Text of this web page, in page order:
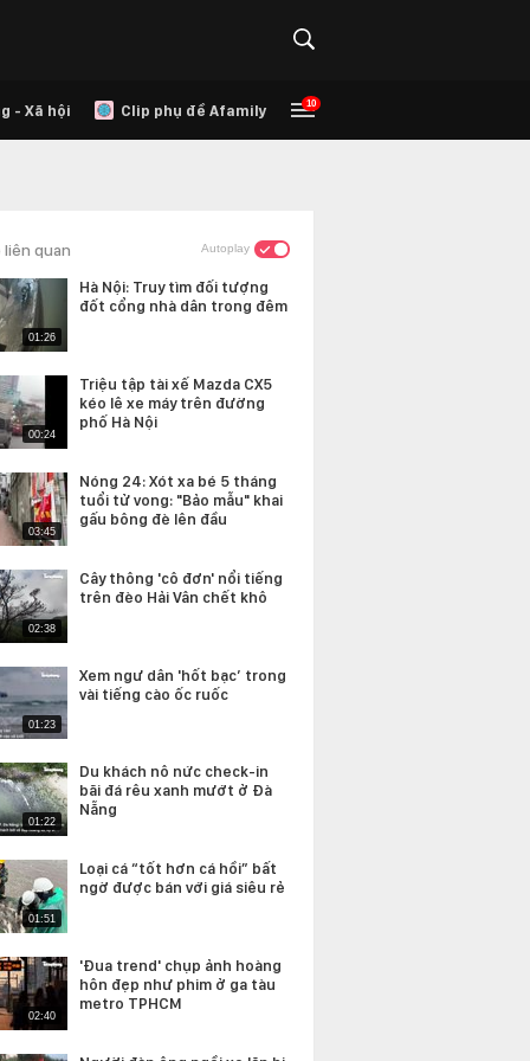
- Xã hội Clip phụ đề Afamily 10
liên quan Autoplay
01:26
Hà Nội: Truy tìm đối tượng
đốt cổng nhà dân trong đêm
00:24
Triệu tập tài xế Mazda CX5
kéo lê xe máy trên đường
phố Hà Nội
03:45
Nóng 24: Xót xa bé 5 tháng
tuổi tử vong: "Bảo mẫu" khai
gấu bông đè lên đầu
02:38
Cây thông 'cô đơn' nổi tiếng
trên đèo Hải Vân chết khô
01:23
Xem ngư dân 'hốt bạc’ trong
vài tiếng cào ốc ruốc
01:22
Du khách nô nức check-in
bãi đá rêu xanh mướt ở Đà
Nẵng
01:51
Loại cá “tốt hơn cá hồi” bất
ngờ được bán với giá siêu rẻ
02:40
'Đua trend' chụp ảnh hoàng
hôn đẹp như phim ở ga tàu
metro TPHCM